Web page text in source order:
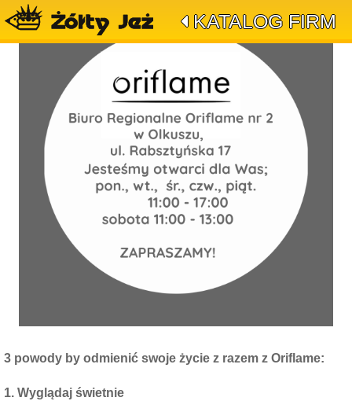
KATALOG FIRM
3 powody by odmienić swoje życie z razem z Oriflame:
1. Wyglądaj świetnie